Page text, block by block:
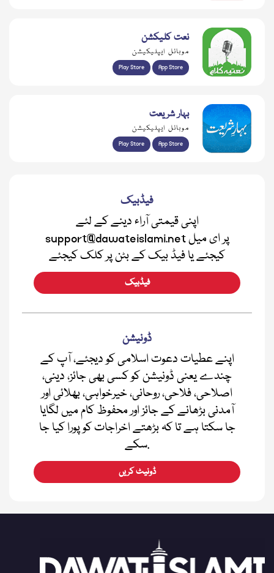
نعت کلیکشن
موبائل ایپلیکیشن
Play Store App Store
بہار شریعت
موبائل ایپلیکیشن
Play Store App Store
فیڈبیک
اپنی قیمتی آراء دینے کے لئے
support@dawateislami.net پر ای میل
کیجئے یا فیڈ بیک کے بٹن پر کلک کیجئے
فیڈبیک
ڈونیشن
اپنے عطیات دعوت اسلامی کو دیجئے، آپ کے
چندے یعنی ڈونیشن کو کسی بھی جائز، دینی،
اصلاحی، فلاحی، روحانی، خیرخواہی، بھلائی اور
آمدنی بڑھانے کے جائز اور محفوظ کام میں لگایا
جا سکتا ہے تا کہ بڑھتے اخراجات کو پورا کیا جا
سکے.
ڈونیٹ کریں